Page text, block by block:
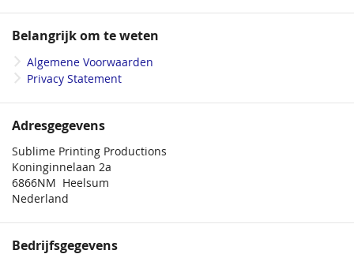
Belangrijk om te weten
Algemene Voorwaarden
Privacy Statement
Adresgegevens
Sublime Printing Productions
Koninginnelaan 2a
6866NM Heelsum
Nederland
Bedrijfsgegevens